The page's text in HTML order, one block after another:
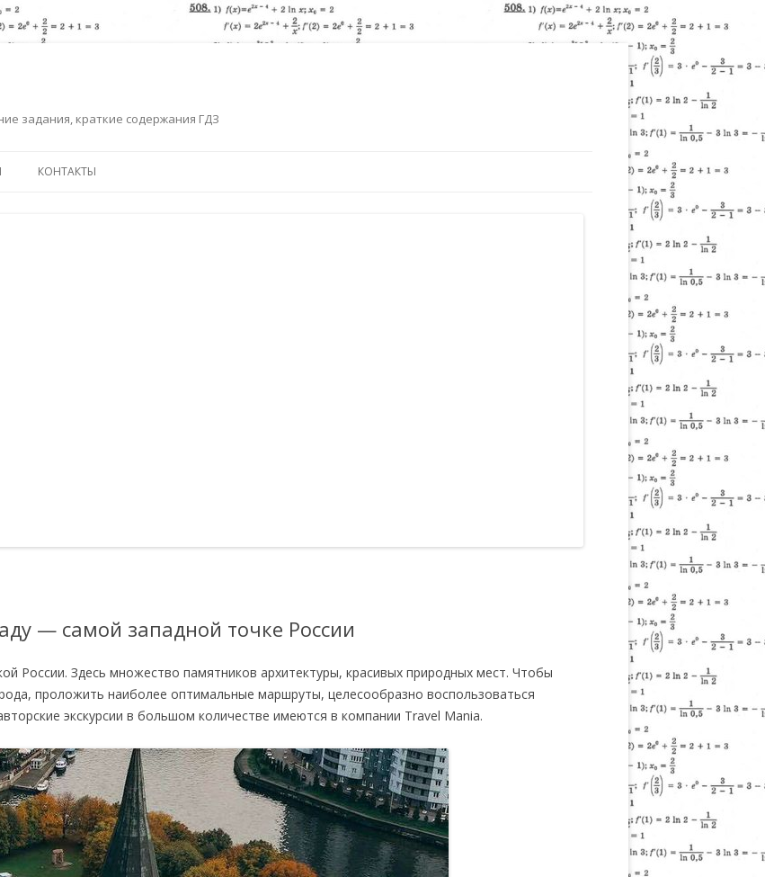
задания, краткие содержания ГДЗ
КОНТАКТЫ
— самой западной точке России
России. Здесь множество памятников архитектуры, красивых природных мест. Чтобы
проложить наиболее оптимальные маршруты, целесообразно воспользоваться
экскурсии в большом количестве имеются в компании Travel Mania.